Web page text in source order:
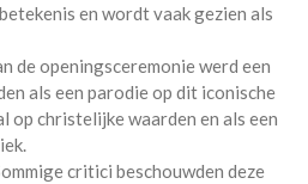
en wordt vaak gezien als
de openingsceremonie werd een
als een parodie op dit iconische
op christelijke waarden en als een
critici beschouwden deze